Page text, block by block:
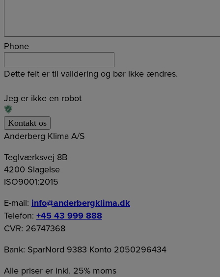
Phone
Dette felt er til validering og bør ikke ændres.
Jeg er ikke en robot
Anderberg Klima A/S
Teglværksvej 8B
4200 Slagelse
ISO9001:2015
E-mail: info@anderbergklima.dk
Telefon: +45 43 999 888
CVR: 26747368
Bank: SparNord 9383 Konto 2050296434
Alle priser er inkl. 25% moms